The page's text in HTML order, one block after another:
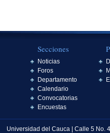
Secciones
Noticias
Foros
Departamento
Calendario
Convocatorias
Encuestas
Universidad del Cauca | Calle 5 No.